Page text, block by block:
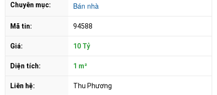
Chuyên mục: Bán nhà
Mã tin: 94588
Giá: 10 Tỷ
Diện tích: 1 m²
Liên hệ: Thu Phương